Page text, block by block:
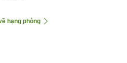
hạng phòng